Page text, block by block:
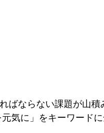
ばならない課題が山積
気に」をキーワード